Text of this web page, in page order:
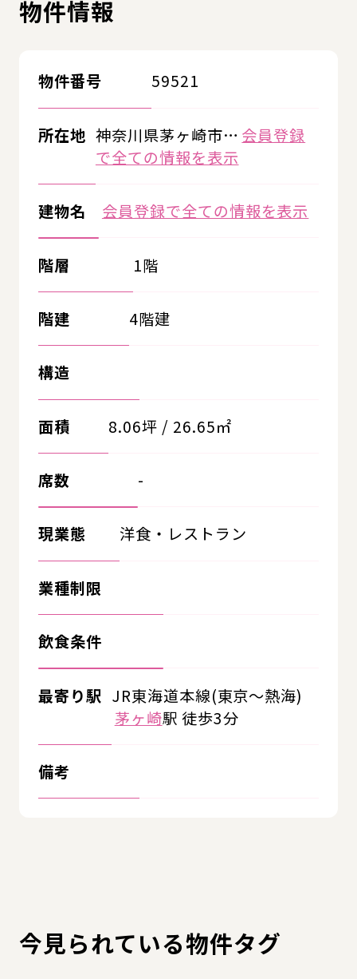
物件情報
物件番号 59521
所在地 神奈川県茅ヶ崎市… 会員登録
で全ての情報を表示
建物名 会員登録で全ての情報を表示
階層 1階
階建 4階建
構造
面積 8.06坪 / 26.65㎡
席数 -
現業態 洋食・レストラン
業種制限
飲食条件
最寄り駅 JR東海道本線(東京～熱海)
茅ヶ崎駅 徒歩3分
備考
今見られている物件タグ